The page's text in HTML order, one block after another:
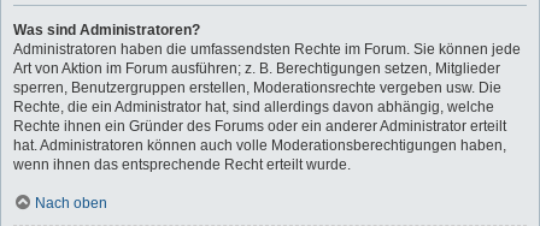
Was sind Administratoren?
Administratoren haben die umfassendsten Rechte im Forum. Sie können jede
Art von Aktion im Forum ausführen; z. B. Berechtigungen setzen, Mitglieder
sperren, Benutzergruppen erstellen, Moderationsrechte vergeben usw. Die
Rechte, die ein Administrator hat, sind allerdings davon abhängig, welche
Rechte ihnen ein Gründer des Forums oder ein anderer Administrator erteilt
hat. Administratoren können auch volle Moderationsberechtigungen haben,
wenn ihnen das entsprechende Recht erteilt wurde.
Nach oben